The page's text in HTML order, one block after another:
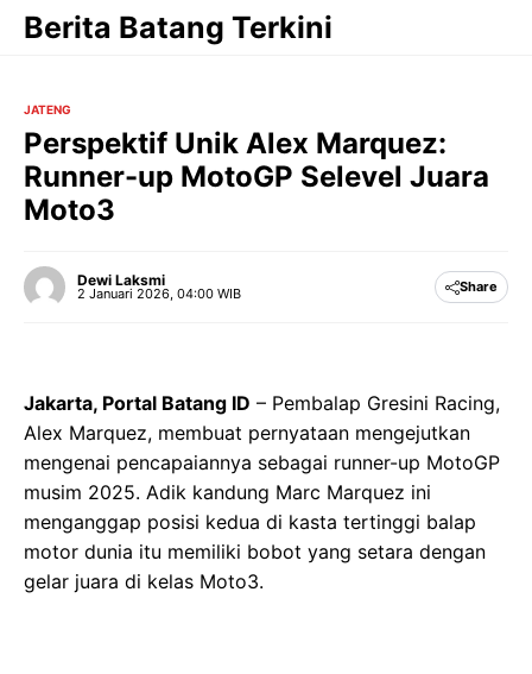
Langsung
Berita Batang Terkini
JATENG
Perspektif Unik Alex Marquez:
Runner-up MotoGP Selevel Juara
Moto3
Dewi Laksmi
2 Januari 2026, 04:00 WIB Share
Jakarta, Portal Batang ID – Pembalap Gresini Racing,
Alex Marquez, membuat pernyataan mengejutkan
mengenai pencapaiannya sebagai runner-up MotoGP
musim 2025. Adik kandung Marc Marquez ini
menganggap posisi kedua di kasta tertinggi balap
motor dunia itu memiliki bobot yang setara dengan
gelar juara di kelas Moto3.